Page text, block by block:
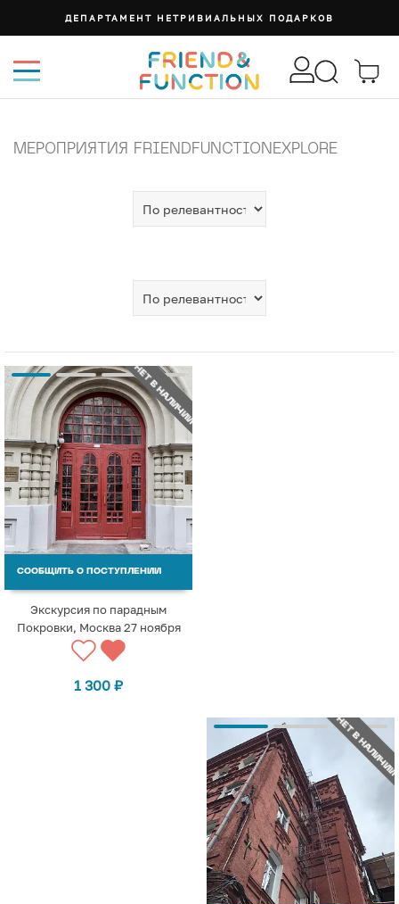
ДЕПАРТАМЕНТ НЕТРИВИАЛЬНЫХ ПОДАРКОВ
МЕРОПРИЯТИЯ FRIENDFUNCTIONEXPLORE
НЕТ В НАЛИЧИИ
СООБЩИТЬ О ПОСТУПЛЕНИИ
Экскурсия по парадным
Покровки, Москва 27 ноября
1 300 ₽
НЕТ В НАЛИЧИИ